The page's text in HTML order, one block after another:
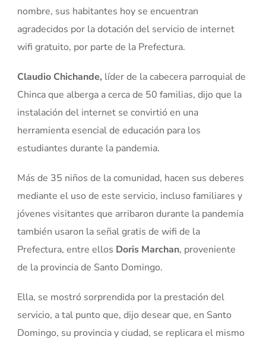
nombre, sus habitantes hoy se encuentran
agradecidos por la dotación del servicio de internet
wifi gratuito, por parte de la Prefectura.
Claudio Chichande, líder de la cabecera parroquial de
Chinca que alberga a cerca de 50 familias, dijo que la
instalación del internet se convirtió en una
herramienta esencial de educación para los
estudiantes durante la pandemia.
Más de 35 niños de la comunidad, hacen sus deberes
mediante el uso de este servicio, incluso familiares y
jóvenes visitantes que arribaron durante la pandemia
también usaron la señal gratis de wifi de la
Prefectura, entre ellos Doris Marchan, proveniente
de la provincia de Santo Domingo.
Ella, se mostró sorprendida por la prestación del
servicio, a tal punto que, dijo desear que, en Santo
Domingo, su provincia y ciudad, se replicara el mismo